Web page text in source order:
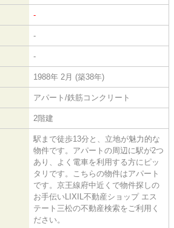
-
-
-
1988年 2月 (築38年)
アパート/鉄筋コンクリート
2階建
駅まで徒歩13分と、立地が魅力的な
物件です。アパートの周辺に駅が2つ
あり、よく電車を利用する方にピッ
タリです。こちらの物件はアパート
です。京王線府中近くで物件探しの
お手伝いLIXIL不動産ショップ エス
テート三松の不動産検索をご利用く
ださい。